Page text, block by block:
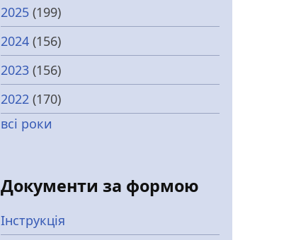
2025 (199)
2024 (156)
2023 (156)
2022 (170)
всі роки
Документи за формою
Інструкція